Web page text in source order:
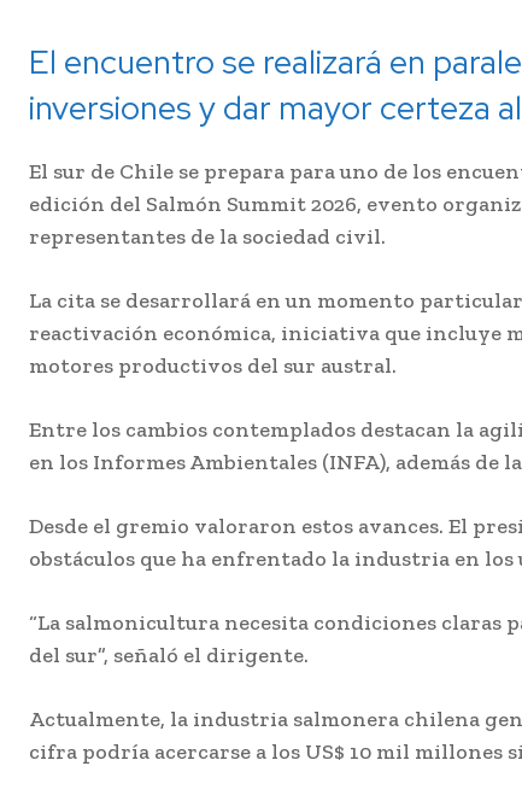
El encuentro se realizará en
inversiones y dar mayor certeza
El sur de Chile se prepara para uno de los
edición del Salmón Summit 2026, evento
representantes de la sociedad civil.
La cita se desarrollará en un momento
reactivación económica, iniciativa que incluye
motores productivos del sur austral.
Entre los cambios contemplados destacan la
en los Informes Ambientales (INFA), además de
Desde el gremio valoraron estos avances. El
obstáculos que ha enfrentado la industria en
“La salmonicultura necesita condiciones claras
del sur”, señaló el dirigente.
Actualmente, la industria salmonera chilena
cifra podría acercarse a los US$ 10 mil millones